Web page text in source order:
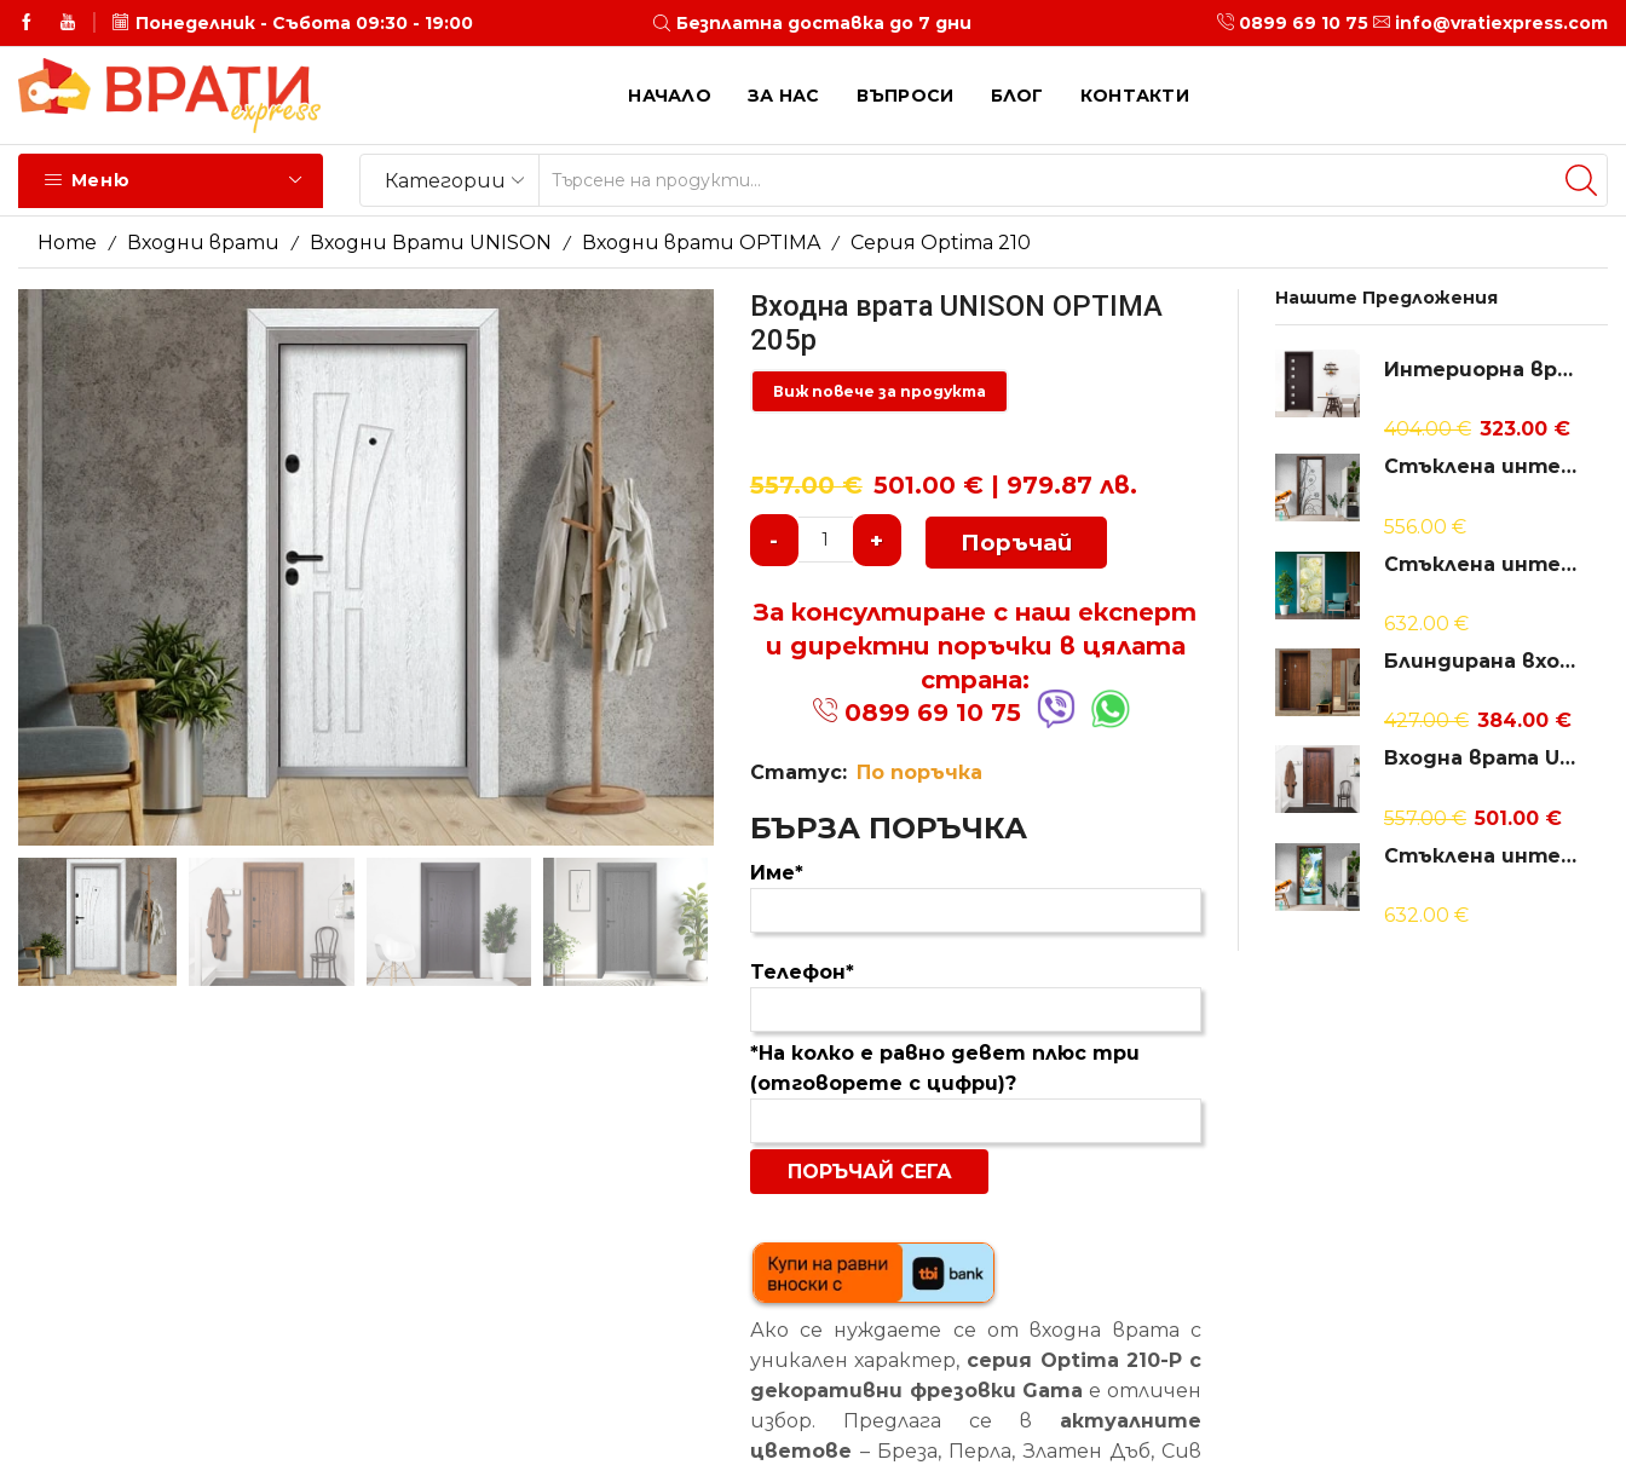
Понеделник - Събота 09:30 - 19:00 Безплатна доставка до 7 дни 5 Години Гаранция
0899 69 10 75 info@vratiexpress.com
НАЧАЛО ЗА НАС ВЪПРОСИ БЛОГ КОНТАКТИ
Меню Категории
input
Home / Входни врати / Входни Врати UNISON / Входни врати OPTIMA / Серия Optima 210
Входна врата UNISON OPTIMA
205p
Виж повече за продукта
557.00€ 501.00 € | 979.87 лв.
- + Поръчай
За консултиране с наш експерт
и директни поръчки в цялата
страна:
0899 69 10 75
Статус: По поръчка
БЪРЗА ПОРЪЧКА
Име*
Телефон*
*На колко е равно девет плюс три
(отговорете с цифри)?
Ако се нуждаете се от входна врата с
уникален характер, серия Optima 210-P с
декоративни фрезовки Gama е отличен
избор. Предлага се в актуалните
цветове – Бреза, Перла, Златен Дъб, Сив
Нашите Предложения
Интериорна врата Gradde Reichsburg, Klasse А++
404.00€ 323.00 €
Стъклена интериорна врата Sand G 14-7
556.00 €
Стъклена интериорна врата Print G 13-6
632.00 €
Блиндирана входна врата модел T-587, панел Златен дъб
427.00€ 384.00 €
Входна врата UNISON OPTIMA 3001p
557.00€ 501.00 €
Стъклена интериорна врата Print G 13-15
632.00 €